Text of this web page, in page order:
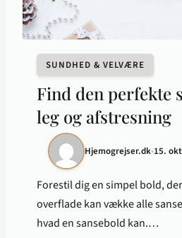
SUNDHED & VELVÆRE
Find den perfekte
leg og afstresning
Hjemogrejser.dk•15.
Forestil dig en simpel bold,
overflade kan vække alle
hvad en sansebold kan.…